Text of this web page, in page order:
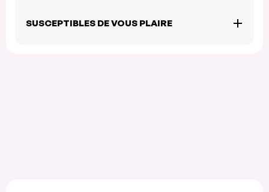
SUSCEPTIBLES DE VOUS PLAIRE